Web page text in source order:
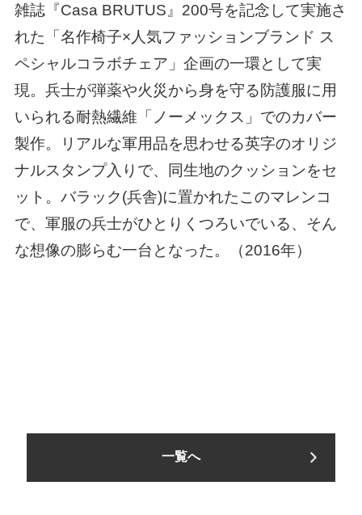
雑誌『Casa BRUTUS』200号を記念して実施さ
れた「名作椅子×人気ファッションブランド ス
ペシャルコラボチェア」企画の一環として実
現。兵士が弾薬や火災から身を守る防護服に用
いられる耐熱繊維「ノーメックス」でのカバー
製作。リアルな軍用品を思わせる英字のオリジ
ナルスタンプ入りで、同生地のクッションをセ
ット。バラック(兵舎)に置かれたこのマレンコ
で、軍服の兵士がひとりくつろいでいる、そん
な想像の膨らむ一台となった。（2016年）
一覧へ